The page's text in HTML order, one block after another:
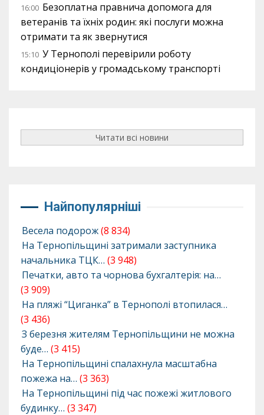
16:00 Безоплатна правнича допомога для
ветеранів та їхніх родин: які послуги можна
отримати та як звернутися
15:10 У Тернополі перевірили роботу
кондиціонерів у громадському транспорті
Читати всі новини
Найпопулярніші
Весела подорож(8 834)
На Тернопільщині затримали заступника
начальника ТЦК… (3 948)
Печатки, авто та чорнова бухгалтерія: на…
(3 909)
На пляжі “Циганка” в Тернополі втопилася…
(3 436)
З березня жителям Тернопільщини не можна
буде… (3 415)
На Тернопільщині спалахнула масштабна
пожежа на… (3 363)
На Тернопільщині під час пожежі житлового
будинку… (3 347)